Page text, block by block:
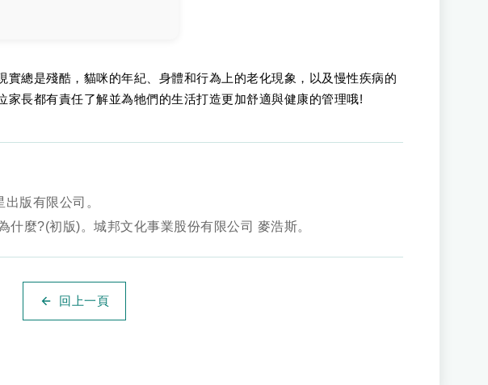
總是殘酷，貓咪的年紀、身體和行為上的老化現象，以及慢性疾病的
長都有責任了解並為牠們的生活打造更加舒適與健康的管理哦!
版有限公司。
麼?(初版)。城邦文化事業股份有限公司 麥浩斯。
回上一頁